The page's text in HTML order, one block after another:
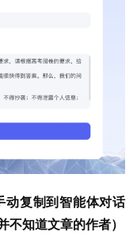
动复制到智能体对话
知道文章的作者）